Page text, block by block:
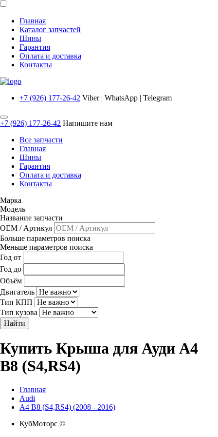
Главная
Каталог запчастей
Шины
Гарантия
Оплата и доставка
Контакты
+7 (926) 177-26-42 Viber | WhatsApp | Telegram
+7 (926) 177-26-42 Напишите нам
Все запчасти
Главная
Шины
Гарантия
Оплата и доставка
Контакты
Марка
Модель
Название запчасти
OEM / Артикул
Больше параметров поиска
Меньше параметров поиска
Год от
Год до
Объём
Двигатель
Тип КПП
Тип кузова
Найти
Купить Крыша для Ауди A4
B8 (S4,RS4)
Главная
Audi
A4 B8 (S4,RS4) (2008 - 2016)
КубМоторс ©